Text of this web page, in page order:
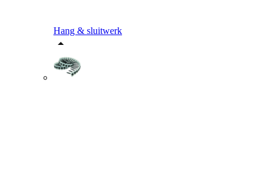
Hang & sluitwerk